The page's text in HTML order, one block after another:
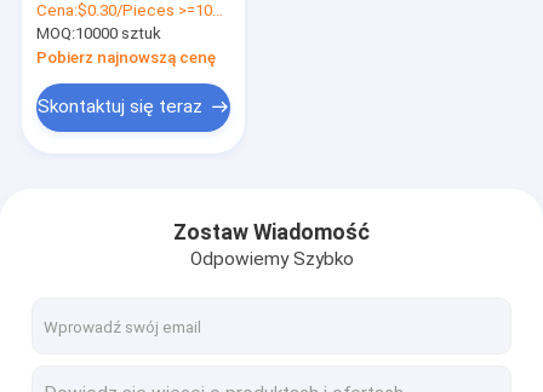
butelka z pompką
wielokrotnego
napełniania
Cena:$0.30/Pieces >=10000 Pieces
MOQ:10000 sztuk
Pobierz najnowszą cenę
Skontaktuj się teraz
Zostaw Wiadomość
Odpowiemy Szybko